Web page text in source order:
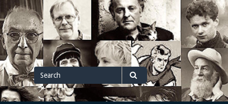
Skip
to
content
Search
for
Search